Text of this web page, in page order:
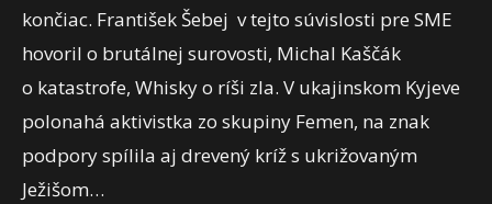
končiac. František Šebej v tejto súvislosti pre SME
hovoril o brutálnej surovosti, Michal Kaščák
o katastrofe, Whisky o ríši zla. V ukajinskom Kyjeve
polonahá aktivistka zo skupiny Femen, na znak
podpory spílila aj drevený kríž s ukrižovaným
Ježišom…